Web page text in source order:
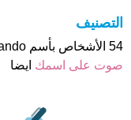
التصنيف
54 الأشخاص بأسم Orlando صوت على اسمائهم . من فضلك
صوت على اسمك ايضا